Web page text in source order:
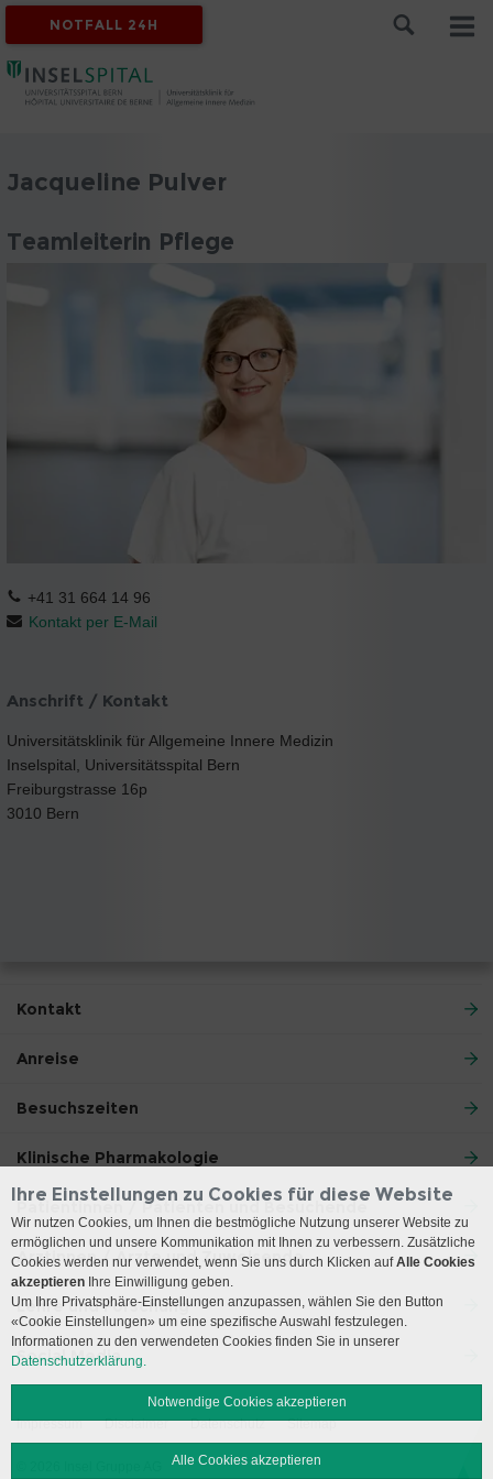
NOTFALL 24H
Jacqueline Pulver
Teamleiterin Pflege
+41 31 664 14 96
Kontakt per E-Mail
Anschrift / Kontakt
Universitätsklinik für Allgemeine Innere Medizin
Inselspital, Universitätsspital Bern
Freiburgstrasse 16p
3010 Bern
Kontakt
Anreise
Besuchszeiten
Klinische Pharmakologie
Patientinnen / Patienten und Besuchende
Ärztinnen / Ärzte und Zuweisende
Lehre und Forschung
Social Media
Impressum Disclaimer Datenschutz Sitemap
Ihre Einstellungen zu Cookies für diese Website
Wir nutzen Cookies, um Ihnen die bestmögliche Nutzung unserer Website zu
ermöglichen und unsere Kommunikation mit Ihnen zu verbessern. Zusätzliche
Cookies werden nur verwendet, wenn Sie uns durch Klicken aufAlle Cookies
akzeptieren Ihre Einwilligung geben.
Um Ihre Privatsphäre-Einstellungen anzupassen, wählen Sie den Button
«Cookie Einstellungen» um eine spezifische Auswahl festzulegen.
Informationen zu den verwendeten Cookies finden Sie in unserer
Datenschutzerklärung.
Notwendige Cookies akzeptieren
Alle Cookies akzeptieren